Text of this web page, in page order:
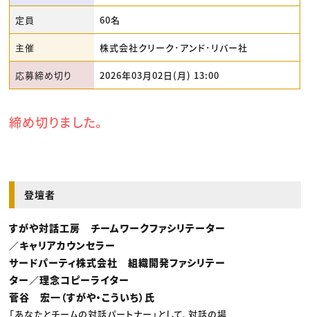
定員 60名
主催 株式会社クリーク･アンド･リバー社
応募締め切り 2026年03月02日(月) 13:00
締め切りました。
登壇者
すがや対話工房 チームワークファシリテーター
／キャリアカウンセラー
サードパーティ株式会社 組織開発ファシリテー
ター／理念コピーライター
菅谷 宏一（すがや・こういち）氏
「あなたとチームの対話パートナー」として、対話の場